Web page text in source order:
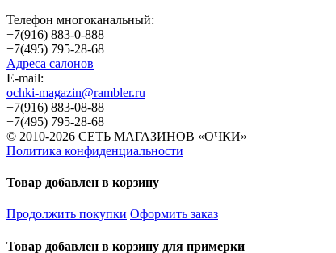
Телефон многоканальный:
+7(916) 883-0-888
+7(495) 795-28-68
Адреса салонов
Е-mail:
ochki-magazin@rambler.ru
+7(916) 883-08-88
+7(495) 795-28-68
© 2010-2026 СЕТЬ МАГАЗИНОВ «ОЧКИ»
Политика конфиденциальности
Товар добавлен в корзину
Продолжить покупки Оформить заказ
Товар добавлен в корзину для примерки